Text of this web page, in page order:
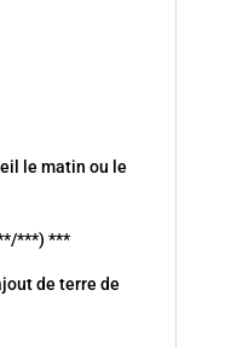
le matin ou le
***) ***
de terre de